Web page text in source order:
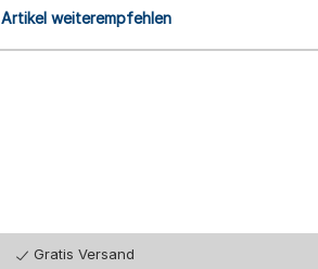
Artikel weiterempfehlen
Gratis Versand